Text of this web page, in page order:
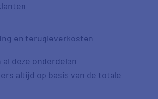
en terugleverkosten
deze onderdelen
altijd op basis van de totale